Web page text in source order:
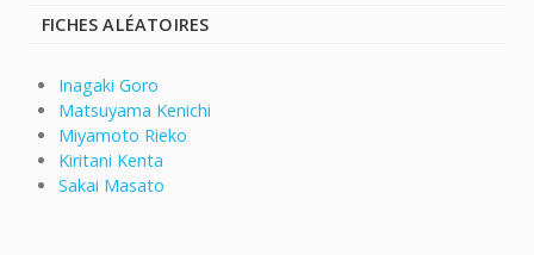
FICHES ALÉATOIRES
Inagaki Goro
Matsuyama Kenichi
Miyamoto Rieko
Kiritani Kenta
Sakai Masato